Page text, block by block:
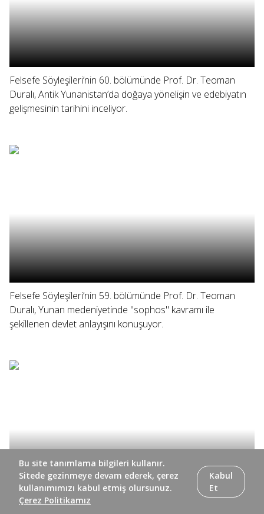
Felsefe Söyleşileri’nin 60. bölümünde Prof. Dr. Teoman
Duralı, Antik Yunanistan’da doğaya yönelişin ve edebiyatın
gelişmesinin tarihini inceliyor.
Felsefe Söyleşileri’nin 59. bölümünde Prof. Dr. Teoman
Duralı, Yunan medeniyetinde "sophos" kavramı ile
şekillenen devlet anlayışını konuşuyor.
Bu site tanımlama bilgileri kullanır.
Sitede gezinmeye devam ederek, çerez
kullanımımızı kabul etmiş olursunuz.
Çerez Politikamız
Kabul
Et